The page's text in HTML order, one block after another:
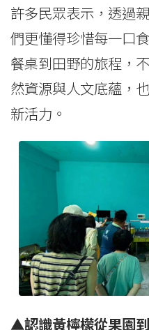
許多民眾表示，透過
們更懂得珍惜每一口
餐桌到田野的旅程，
然資源與人文底蘊，
新活力。
▲認識黃檸檬從果園